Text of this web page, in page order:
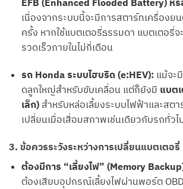
EFB (Enhanced Flooded Battery) หรื
เนื่องจากระบบนี้จะมีการสตาร์ทเครื่องย
ครั้ง หากใช้แบตเตอรี่ธรรมดา แบตเตอรี่
รวดเร็วภายในไม่กี่เดือน
รถ Honda ระบบไฮบริด (e:HEV): แม้จะ
ดลูกใหญ่สำหรับขับเคลื่อน แต่ก็ยังมี แบต
เล็ก)สำหรับหล่อเลี้ยงระบบไฟฟ้าและสต
เปลี่ยนเมื่อเสื่อมสภาพเช่นเดียวกับรถทั่วไ
3. ข้อควรระวังระหว่างการเปลี่ยนแบตเตอรี่
ต้องมีการ “เลี้ยงไฟ” (Memory
ต้องเสียบอุปกรณ์เลี้ยงไฟผ่านพอร์ต